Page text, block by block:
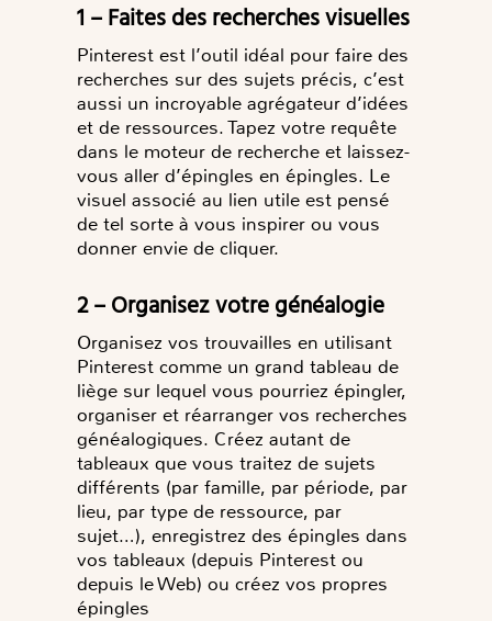
1 – Faites des recherches visuelles
Pinterest est l’outil idéal pour faire des
recherches sur des sujets précis, c’est
aussi un incroyable agrégateur d’idées
et de ressources. Tapez votre requête
dans le moteur de recherche et laissez-
vous aller d’épingles en épingles. Le
visuel associé au lien utile est pensé
de tel sorte à vous inspirer ou vous
donner envie de cliquer.
2 – Organisez votre généalogie
Organisez vos trouvailles en utilisant
Pinterest comme un grand tableau de
liège sur lequel vous pourriez épingler,
organiser et réarranger vos recherches
généalogiques. Créez autant de
tableaux que vous traitez de sujets
différents (par famille, par période, par
lieu, par type de ressource, par
sujet…), enregistrez des épingles dans
vos tableaux (depuis Pinterest ou
depuis le Web) ou créez vos propres
épingles